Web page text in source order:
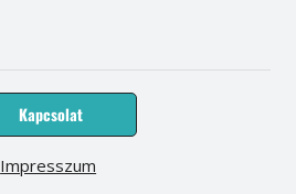
Kapcsolat
Impresszum